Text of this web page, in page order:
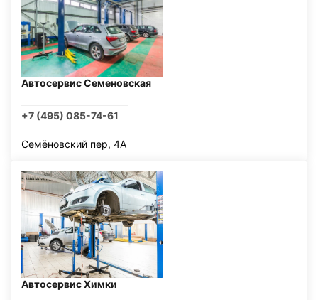
Автосервис Семеновская
+7 (495) 085-74-61
Семёновский пер, 4А
Автосервис Химки